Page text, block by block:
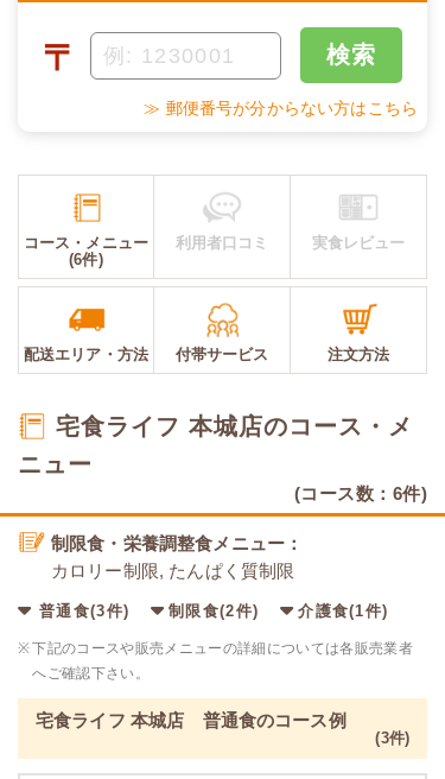
〒 検索
≫ 郵便番号が分からない方はこちら
コース・メニュー
(6件)
利用者口コミ 実食レビュー
配送エリア・ 方法 付帯サービス 注文方法
宅食ライフ 本城店のコース・メ
ニュー
(コース数：6件)
制限食・栄養調整食メニュー：
カロリー制限, たんぱく質制限
普通食(3件) 制限食(2件) 介護食(1件)
※下記のコースや販売メニューの詳細については各販売業者
へご確認下さい。
宅食ライフ 本城店 普通食のコース例
(3件)